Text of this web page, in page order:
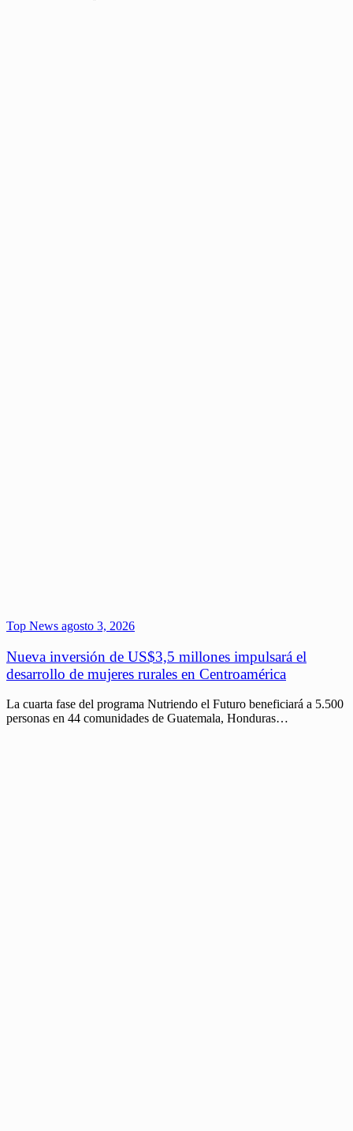
Top News agosto 3, 2026
Nueva inversión de US$3,5 millones impulsará el
desarrollo de mujeres rurales en Centroamérica
La cuarta fase del programa Nutriendo el Futuro beneficiará a 5.500
personas en 44 comunidades de Guatemala, Honduras…